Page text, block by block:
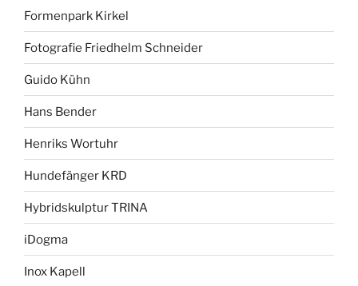
Formenpark Kirkel
Fotografie Friedhelm Schneider
Guido Kühn
Hans Bender
Henriks Wortuhr
Hundefänger KRD
Hybridskulptur TRINA
iDogma
Inox Kapell